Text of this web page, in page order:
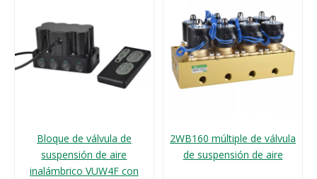
Bloque de válvula de
suspensión de aire
inalámbrico VUW4F con
2WB160 múltiple de válvula
de suspensión de aire